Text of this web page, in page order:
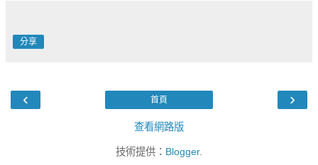
分享
‹ ›
首頁
查看網路版
技術提供： Blogger.